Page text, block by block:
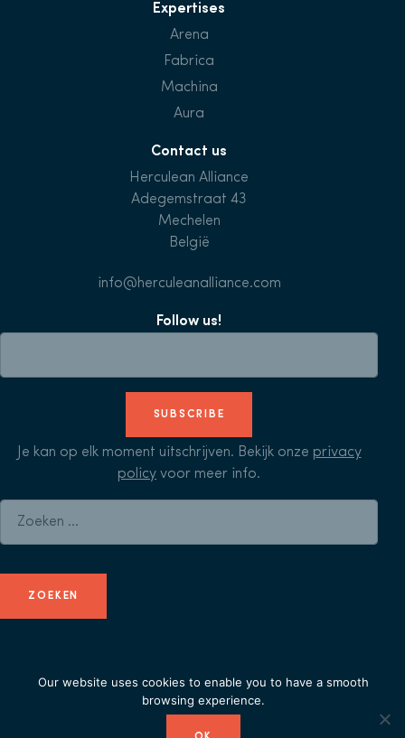
Expertises
Arena
Fabrica
Machina
Aura
Contact us
Herculean Alliance
Adegemstraat 43
Mechelen
België
info@herculeanalliance.com
Follow us!
SUBSCRIBE
Je kan op elk moment uitschrijven. Bekijk onze privacy
policy voor meer info.
© Herculean Alliance - Member of Duval Union-privacy
policy
Our website uses cookies to enable you to have a smooth
browsing experience.